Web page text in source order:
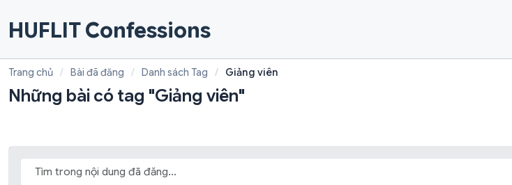
HUFLIT Confessions
Trang chủ Bài đã đăng Danh sách Tag Giảng viên
Những bài có tag "Giảng viên"